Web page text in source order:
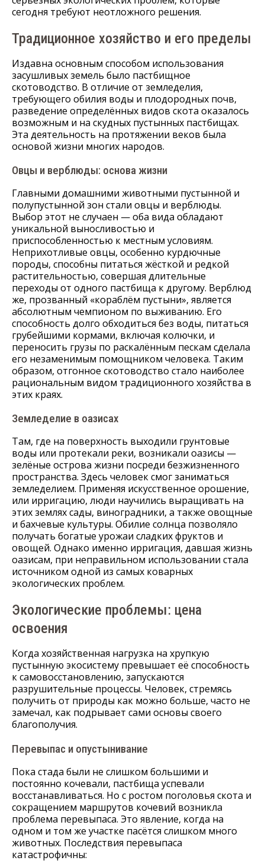
сегодня требуют неотложного решения.
Традиционное хозяйство и его пределы
Издавна основным способом использования
засушливых земель было пастбищное
скотоводство. В отличие от земледелия,
требующего обилия воды и плодородных почв,
разведение определённых видов скота оказалось
возможным и на скудных пустынных пастбищах.
Эта деятельность на протяжении веков была
основой жизни многих народов.
Овцы и верблюды: основа жизни
Главными домашними животными пустынной и
полупустынной зон стали овцы и верблюды.
Выбор этот не случаен — оба вида обладают
уникальной выносливостью и
приспособленностью к местным условиям.
Неприхотливые овцы, особенно курдючные
породы, способны питаться жёсткой и редкой
растительностью, совершая длительные
переходы от одного пастбища к другому. Верблюд
же, прозванный «кораблём пустыни», является
абсолютным чемпионом по выживанию. Его
способность долго обходиться без воды, питаться
грубейшими кормами, включая колючки, и
переносить грузы по раскалённым пескам сделала
его незаменимым помощником человека. Таким
образом, отгонное скотоводство стало наиболее
рациональным видом традиционного хозяйства в
этих краях.
Земледелие в оазисах
Там, где на поверхность выходили грунтовые
воды или протекали реки, возникали оазисы —
зелёные острова жизни посреди безжизненного
пространства. Здесь человек смог заниматься
земледелием. Применяя искусственное орошение,
или ирригацию, люди научились выращивать на
этих землях сады, виноградники, а также овощные
и бахчевые культуры. Обилие солнца позволяло
получать богатые урожаи сладких фруктов и
овощей. Однако именно ирригация, давшая жизнь
оазисам, при неправильном использовании стала
источником одной из самых коварных
экологических проблем.
Экологические проблемы: цена
освоения
Когда хозяйственная нагрузка на хрупкую
пустынную экосистему превышает её способность
к самовосстановлению, запускаются
разрушительные процессы. Человек, стремясь
получить от природы как можно больше, часто не
замечал, как подрывает сами основы своего
благополучия.
Перевыпас и опустынивание
Пока стада были не слишком большими и
постоянно кочевали, пастбища успевали
восстанавливаться. Но с ростом поголовья скота и
сокращением маршрутов кочевий возникла
проблема перевыпаса. Это явление, когда на
одном и том же участке пасётся слишком много
животных. Последствия перевыпаса
катастрофичны: